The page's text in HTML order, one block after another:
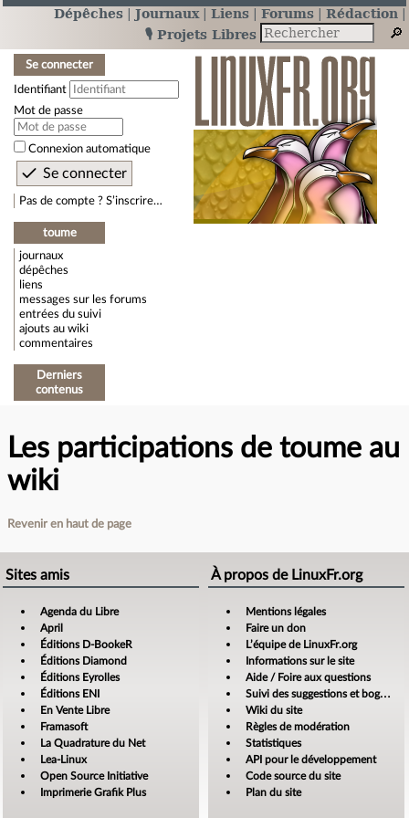
Dépêches Journaux Liens Forums
Rédaction
🎙️ Projets Libres
Se connecter
Identifiant
Mot de passe
Connexion automatique
Pas de compte ? S’inscrire…
toume
journaux
dépêches
liens
messages sur les forums
entrées du suivi
ajouts au wiki
commentaires
Derniers
contenus
Les participations de toume au
wiki
Revenir en haut de page
Sites amis
Agenda du Libre
April
Éditions D-BookeR
Éditions Diamond
Éditions Eyrolles
Éditions ENI
En Vente Libre
Framasoft
La Quadrature du Net
Lea-Linux
Open Source Initiative
Imprimerie Grafik Plus
À propos de LinuxFr.org
Mentions légales
Faire un don
L’équipe de LinuxFr.org
Informations sur le site
Aide / Foire aux questions
Suivi des suggestions et bogues
Wiki du site
Règles de modération
Statistiques
API pour le développement
Code source du site
Plan du site